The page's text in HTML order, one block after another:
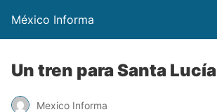
México Informa
Un tren para Santa Lucía
Mexico Informa